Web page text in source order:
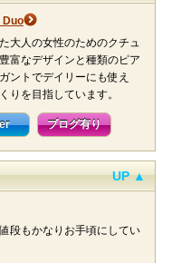
Duo
大人の女性のためのクチュ
富なデザインと種類のピア
ントでデイリーにも使え
りを目指しています。
ブログ有り
UP ▲
段もかなりお手頃にしてい